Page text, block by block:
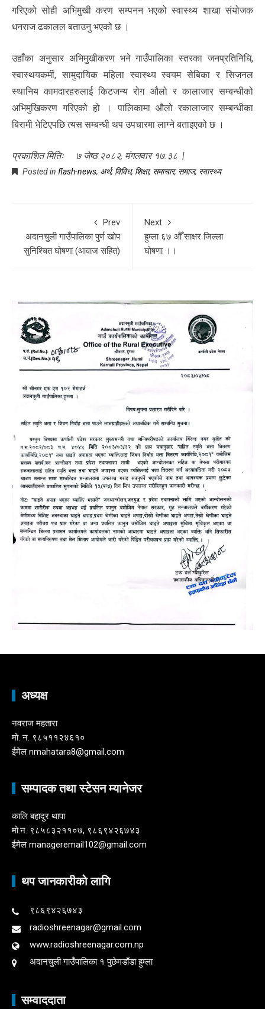
गरिएको सोही अभिमुखी करण सम्पनन भएको स्वास्थ्य शाखा संयोजक
धनराज ढकालल बताउनु भएको छ ।
उहाँका अनुसार अभिमुखीकरण भने गाउँपालिका स्तरका जनप्रतिनिधि,
स्वास्थयकर्मी, सामुदायिक महिला स्वास्थ्य स्वयम सेबिका र सिजनल
स्थानिय कामदारहरुलाई किटजन्य रोग औलो र कालाजार सम्बन्धीको
अभिमुखिकरण गरिएको हो । पालिकामा औलो रकालाजार सम्बन्धीका
बिरामी भेटिएपछि त्यस सम्बन्धी थप उपचारमा लाग्ने बताइएको छ ।
प्रकाशित मितिः ७ जेष्ठ २०८२, मंगलवार १७:३८ |
Posted in flash-news, अर्थ, विविध, शिक्षा, समाचार, समाज, स्वास्थ्य
Prev
अदानचुली गाउँपालिका पुर्ण खोप
सुनिश्चित घोषणा (आवाज सहित)
Next
हुम्ला ६७ औँ साक्षर जिल्ला
घोषणा ।।
अध्यक्ष
नवराज महतारा
माे. न. ९८५११२४६१०
ईमेल nmahatara8@gmail.com
सम्पादक तथा स्टेसन म्यानेजर
कालि बहादुर थापा
माे.न. ९८५८३२११०७, ९८६९४२६७४३
ईमेल manageremail102@gmail.com
थप जानकारीकाे लागि
९८६९४२६७४३
radioshreenagar@gmail.com
www.radioshreenagar.com.np
अदानचुली गाउँपालिका १ पुछेमडाँडा हुम्ला
सम्वाददाता